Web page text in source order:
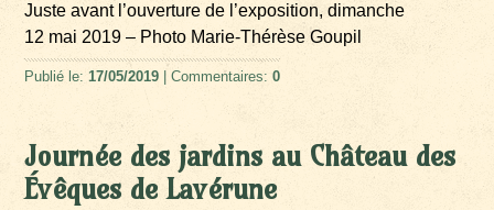
Juste avant l’ouverture de l’exposition, dimanche
12 mai 2019 – Photo Marie-Thérèse Goupil
Publié le:17/05/2019 | Commentaires:0
Journée des jardins au Château des
Évêques de Lavérune